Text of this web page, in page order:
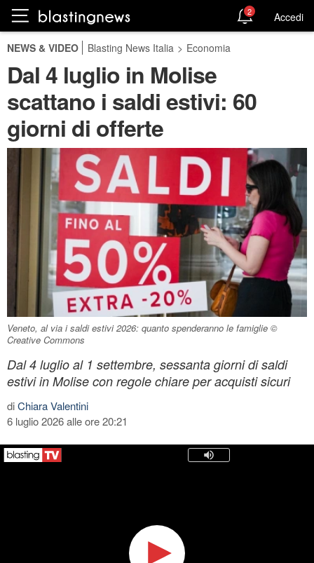
2 Accedi
NEWS & VIDEO Blasting News Italia > Economia
Dal 4 luglio in Molise
scattano i saldi estivi: 60
giorni di offerte
Veneto, al via i saldi estivi 2026: quanto spenderanno le famiglie ©
Creative Commons
Dal 4 luglio al 1 settembre, sessanta giorni di saldi
estivi in Molise con regole chiare per acquisti sicuri
diChiara Valentini
6 luglio 2026 alle ore 20:21